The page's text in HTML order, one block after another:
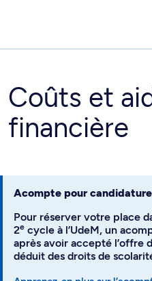
Coûts et
financière
Acompte pour
Pour réserver votre place
2e cycle à l’UdeM, un
après avoir accepté l’offre
déduit des droits de